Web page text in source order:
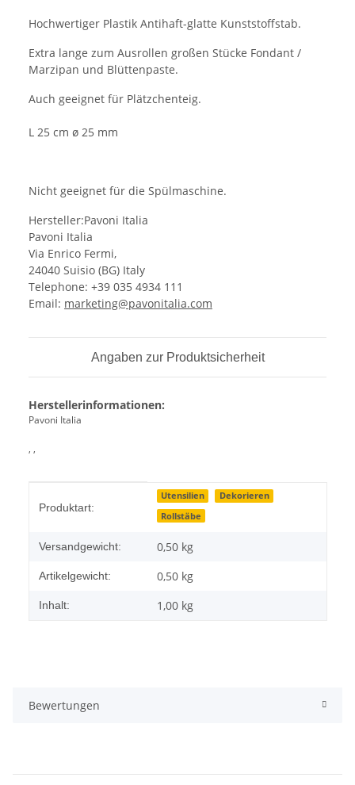
Hochwertiger Plastik Antihaft-glatte Kunststoffstab.
Extra lange zum Ausrollen großen Stücke Fondant /
Marzipan und Blüttenpaste.
Auch geeignet für Plätzchenteig.
L 25 cm ø 25 mm
Nicht geeignet für die Spülmaschine.
Hersteller:Pavoni Italia
Pavoni Italia
Via Enrico Fermi,
24040 Suisio (BG) Italy
Telephone: +39 035 4934 111
Email: marketing@pavonitalia.com
Angaben zur Produktsicherheit
Herstellerinformationen:
Pavoni Italia
, ,
Produktart:
Utensilien
Dekorieren
Rollstäbe
Versandgewicht: 0,50 kg
Artikelgewicht: 0,50 kg
Inhalt: 1,00 kg
Bewertungen